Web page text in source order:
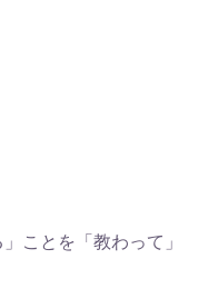
ことを「教わって」